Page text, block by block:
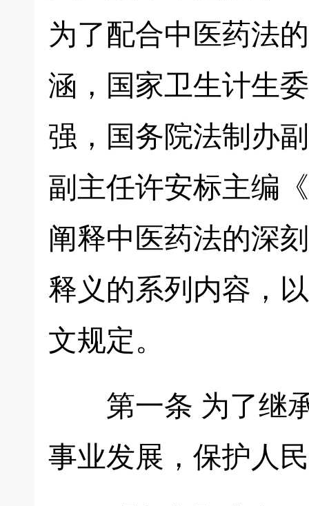
为了配合中医药法
涵，国家卫生计生
强，国务院法制办
副主任许安标主编
阐释中医药法的深
释义的系列内容，
文规定。
第一条 为了继承
事业发展，保护人